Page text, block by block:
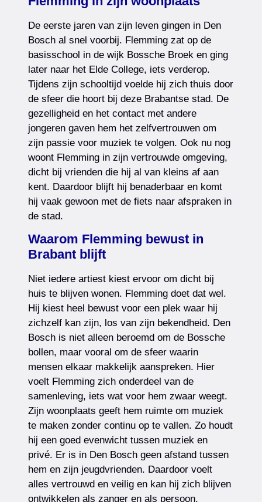
De eerste jaren van zijn leven gingen in Den
Bosch al snel voorbij. Flemming zat op de
basisschool in de wijk Bossche Broek en ging
later naar het Elde College, iets verderop.
Tijdens zijn schooltijd voelde hij zich thuis door
de sfeer die hoort bij deze Brabantse stad. De
gezelligheid en het contact met andere
jongeren gaven hem het zelfvertrouwen om
zijn passie voor muziek te volgen. Ook nu nog
woont Flemming in zijn vertrouwde omgeving,
dicht bij vrienden die hij al van kleins af aan
kent. Daardoor blijft hij benaderbaar en komt
hij vaak gewoon met de fiets naar afspraken in
de stad.
Waarom Flemming bewust in
Brabant blijft
Niet iedere artiest kiest ervoor om dicht bij
huis te blijven wonen. Flemming doet dat wel.
Hij kiest heel bewust voor een plek waar hij
zichzelf kan zijn, los van zijn bekendheid. Den
Bosch is niet alleen beroemd om de Bossche
bollen, maar vooral om de sfeer waarin
mensen elkaar makkelijk aanspreken. Hier
voelt Flemming zich onderdeel van de
samenleving, iets wat voor hem zwaar weegt.
Zijn woonplaats geeft hem ruimte om muziek
te maken zonder continu op te vallen. Zo houdt
hij een goed evenwicht tussen muziek en
privé. Er is in Den Bosch geen afstand tussen
hem en zijn jeugdvrienden. Daardoor voelt
alles vertrouwd en veilig en kan hij zich blijven
ontwikkelen als zanger en als persoon.